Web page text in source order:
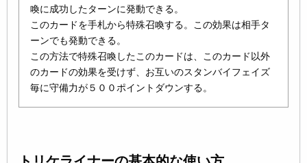
喚に成功したターンに発動できる。
このカードを手札から特殊召喚する。この効果は相手タ
ーンでも発動できる。
この方法で特殊召喚したこのカードは、このカード以外
のカードの効果を受けず、お互いのスタンバイフェイズ
毎に守備力が５００ポイントダウンする。